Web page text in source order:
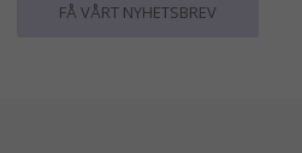
FÅ VÅRT NYHETSBREV